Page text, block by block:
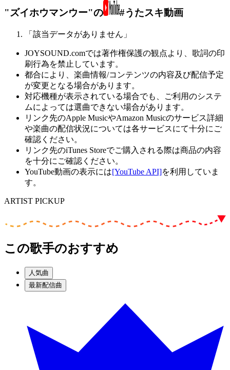
"ズイホウマンウー"の #うたスキ動画
「該当データがありません」
JOYSOUND.comでは著作権保護の観点より、歌詞の印
刷行為を禁止しています。
都合により、楽曲情報/コンテンツの内容及び配信予定
が変更となる場合があります。
対応機種が表示されている場合でも、ご利用のシステ
ムによっては選曲できない場合があります。
リンク先のApple MusicやAmazon Musicのサービス詳細
や楽曲の配信状況については各サービスにて十分にご
確認ください。
リンク先のiTunes Storeでご購入される際は商品の内容
を十分にご確認ください。
YouTube動画の表示には[YouTube API]を利用していま
す。
ARTIST PICKUP
この歌手のおすすめ
人気曲
最新配信曲